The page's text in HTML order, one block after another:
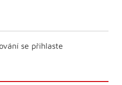
se přihlaste